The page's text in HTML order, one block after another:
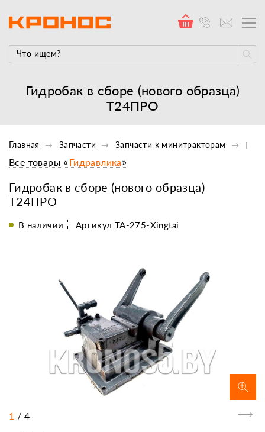
Гидробак в сборе (нового образца)
Т24ПРО
Главная Запчасти Запчасти к минитракторам
Гидробак в сборе (нового образца)
Т24ПРО
Все товары «Гидравлика»
В наличии Артикул TA-275-Xingtai
1 / 4